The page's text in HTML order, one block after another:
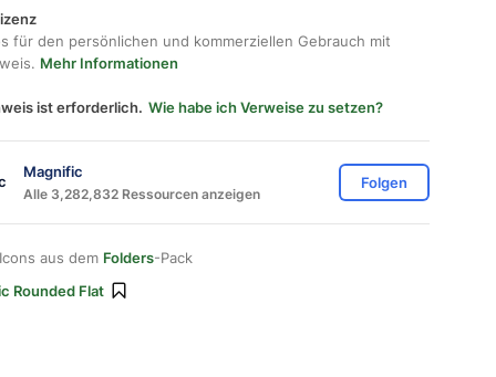
für den persönlichen und kommerziellen Gebrauch mit
Mehr Informationen
ist erforderlich. Wie habe ich Verweise zu setzen?
Magnific
Alle 3,282,832 Ressourcen anzeigen
Folgen
aus dem Folders-Pack
Rounded Flat